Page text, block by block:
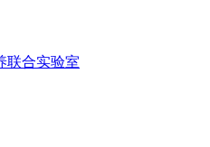
联合实验室